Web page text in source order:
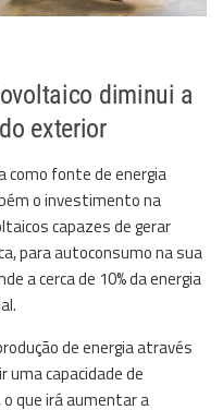
diminui a
exterior
como fonte de energia
o investimento na
capazes de gerar
para autoconsumo na sua
a cerca de 10% da energia
de energia através
capacidade de
o que irá aumentar a